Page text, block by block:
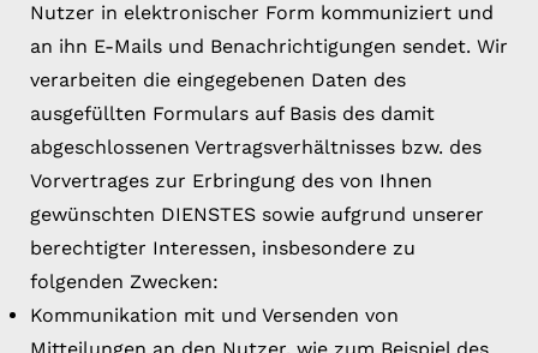
Nutzer in elektronischer Form kommuniziert und
an ihn E-Mails und Benachrichtigungen sendet. Wir
verarbeiten die eingegebenen Daten des
ausgefüllten Formulars auf Basis des damit
abgeschlossenen Vertragsverhältnisses bzw. des
Vorvertrages zur Erbringung des von Ihnen
gewünschten DIENSTES sowie aufgrund unserer
berechtigter Interessen, insbesondere zu
folgenden Zwecken:
Kommunikation mit und Versenden von